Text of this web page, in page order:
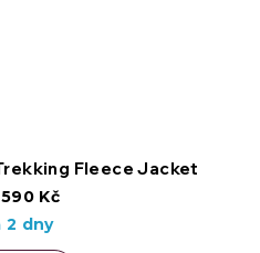
Fleece Jacket
590 Kč
2 dny